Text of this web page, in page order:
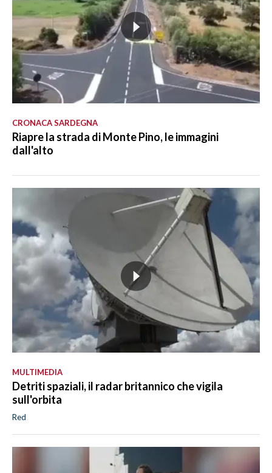
CRONACA SARDEGNA
Riapre la strada di Monte Pino, le immagini
dall'alto
MULTIMEDIA
Detriti spaziali, il radar britannico che vigila
sull'orbita
Red